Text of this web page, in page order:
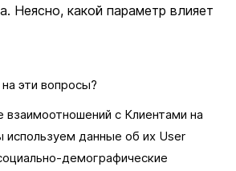
Неясно, какой параметр влияет
эти вопросы?
взаимоотношений с Клиентами на
данные об их User
демографические